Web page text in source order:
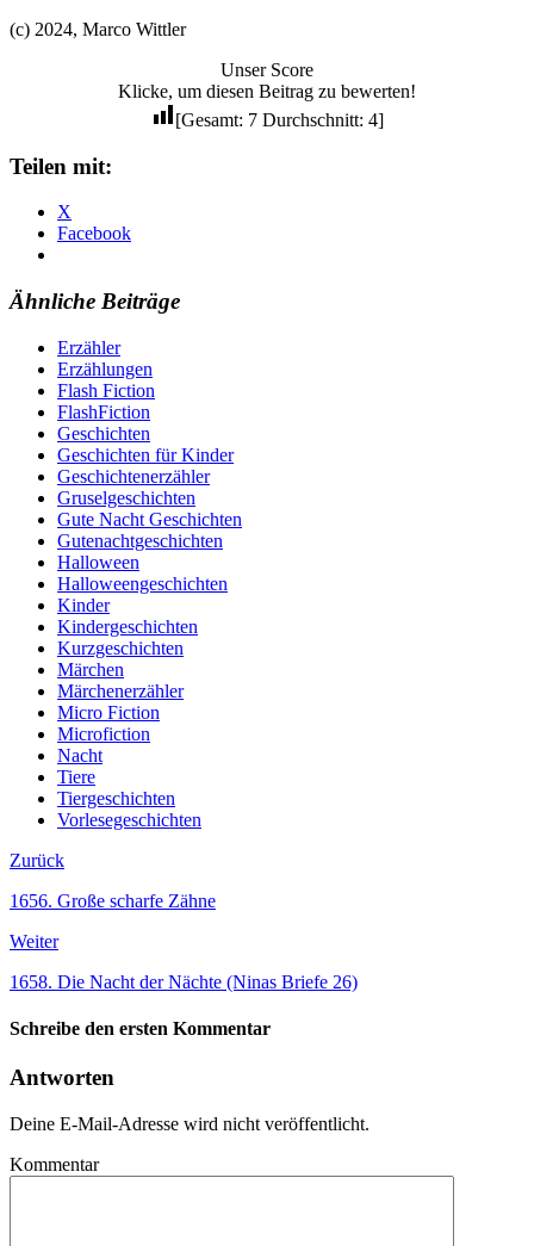
(c) 2024, Marco Wittler
Unser Score
Klicke, um diesen Beitrag zu bewerten!
[Gesamt: 7Durchschnitt: 4]
Teilen mit:
X
Facebook
Ähnliche Beiträge
Erzähler
Erzählungen
Flash Fiction
FlashFiction
Geschichten
Geschichten für Kinder
Geschichtenerzähler
Gruselgeschichten
Gute Nacht Geschichten
Gutenachtgeschichten
Halloween
Halloweengeschichten
Kinder
Kindergeschichten
Kurzgeschichten
Märchen
Märchenerzähler
Micro Fiction
Microfiction
Nacht
Tiere
Tiergeschichten
Vorlesegeschichten
Zurück
1656. Große scharfe Zähne
Weiter
1658. Die Nacht der Nächte (Ninas Briefe 26)
Schreibe den ersten Kommentar
Antworten
Deine E-Mail-Adresse wird nicht veröffentlicht.
Kommentar